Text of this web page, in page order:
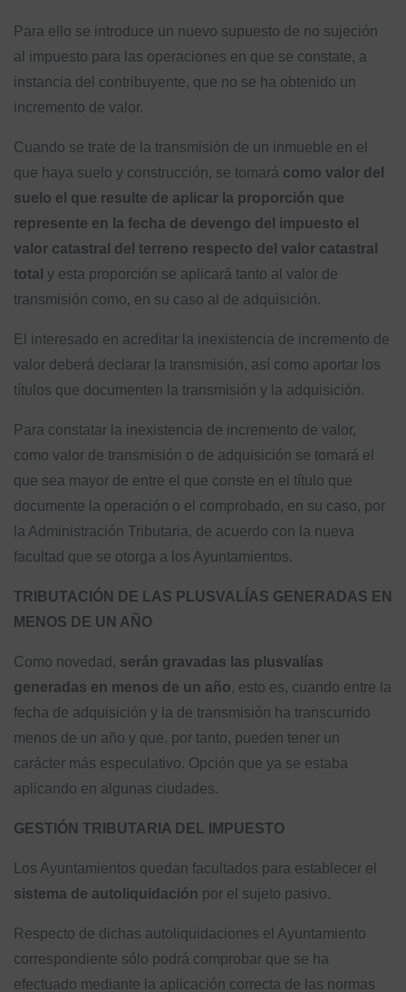
Para ello se introduce un nuevo supuesto de no sujeción
al impuesto para las operaciones en que se constate, a
instancia del contribuyente, que no se ha obtenido un
incremento de valor.
Cuando se trate de la transmisión de un inmueble en el
que haya suelo y construcción, se tomará como valor del
suelo el que resulte de aplicar la proporción que
represente en la fecha de devengo del impuesto el
valor catastral del terreno respecto del valor catastral
total y esta proporción se aplicará tanto al valor de
transmisión como, en su caso al de adquisición.
El interesado en acreditar la inexistencia de incremento de
valor deberá declarar la transmisión, así como aportar los
títulos que documenten la transmisión y la adquisición.
Para constatar la inexistencia de incremento de valor,
como valor de transmisión o de adquisición se tomará el
que sea mayor de entre el que conste en el título que
documente la operación o el comprobado, en su caso, por
la Administración Tributaria, de acuerdo con la nueva
facultad que se otorga a los Ayuntamientos.
TRIBUTACIÓN DE LAS PLUSVALÍAS GENERADAS EN
MENOS DE UN AÑO
Como novedad, serán gravadas las plusvalías
generadas en menos de un año, esto es, cuando entre la
fecha de adquisición y la de transmisión ha transcurrido
menos de un año y que, por tanto, pueden tener un
carácter más especulativo. Opción que ya se estaba
aplicando en algunas ciudades.
GESTIÓN TRIBUTARIA DEL IMPUESTO
Los Ayuntamientos quedan facultados para establecer el
sistema de autoliquidación por el sujeto pasivo.
Respecto de dichas autoliquidaciones el Ayuntamiento
correspondiente sólo podrá comprobar que se ha
efectuado mediante la aplicación correcta de las normas